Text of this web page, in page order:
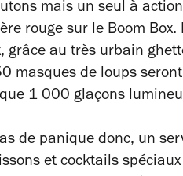
mais un seul à
rouge sur le Boom Box.
grâce au très urbain
masques de loups
1 000 glaçons
de panique donc, un
et cocktails